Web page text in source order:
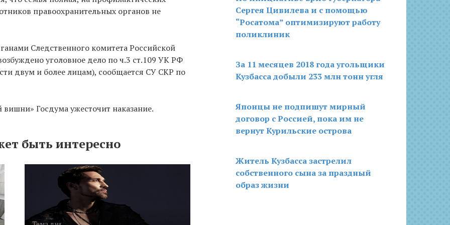
правоохранительных органов не
Следственного комитета Российской
уголовное дело по ч.3 ст.109 УК РФ
двум и более лицам), сообщается СУ СКР по
Госдума ужесточит наказание.
быть интересно
Сергея Цивилева и с помощью
“Росатома” оптимизируют работу
поликлиник
За 11 месяцев 2018 года угольщики
Кузбасса добыли 233 млн тонн угля
Японцы не подпишут мирный
договор с Россией, пока им не
вернут Курильские острова
Житель Кузбасса застрелил
собственного сына за праздный
образ жизни